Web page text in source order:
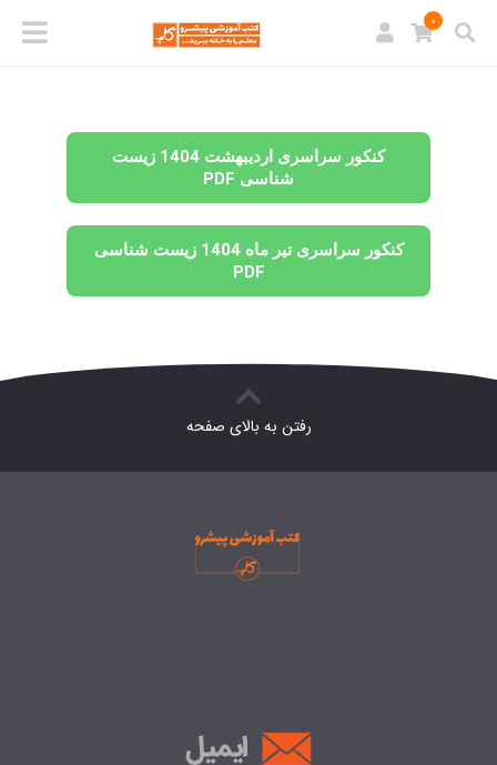
0
کنکور سراسری اردیبهشت 1404 زیست
شناسی PDF
کنکور سراسری تیر ماه 1404 زیست شناسی
PDF
رفتن به بالای صفحه